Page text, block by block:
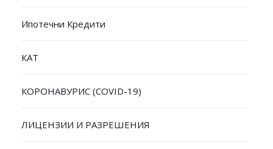
Ипотечни Кредити
КАТ
КОРОНАВУРИС (COVID-19)
ЛИЦЕНЗИИ И РАЗРЕШЕНИЯ